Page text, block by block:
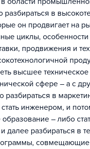
в
он продвигает на
циклы, особенности
продвижения и
высшее
сфере – а с
разбираться в
стать инженером, и
– либо
далее разбираться в